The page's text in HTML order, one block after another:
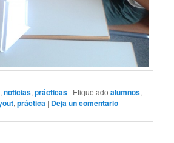
,noticias,prácticas | Etiquetado alumnos,
,práctica | Deja un comentario